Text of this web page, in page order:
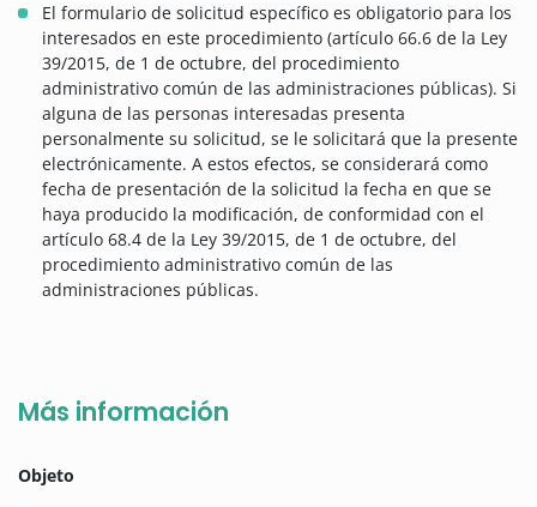
El formulario de solicitud específico es obligatorio para los
interesados en este procedimiento (artículo 66.6 de la Ley
39/2015, de 1 de octubre, del procedimiento
administrativo común de las administraciones públicas). Si
alguna de las personas interesadas presenta
personalmente su solicitud, se le solicitará que la presente
electrónicamente. A estos efectos, se considerará como
fecha de presentación de la solicitud la fecha en que se
haya producido la modificación, de conformidad con el
artículo 68.4 de la Ley 39/2015, de 1 de octubre, del
procedimiento administrativo común de las
administraciones públicas.
Más información
Objeto